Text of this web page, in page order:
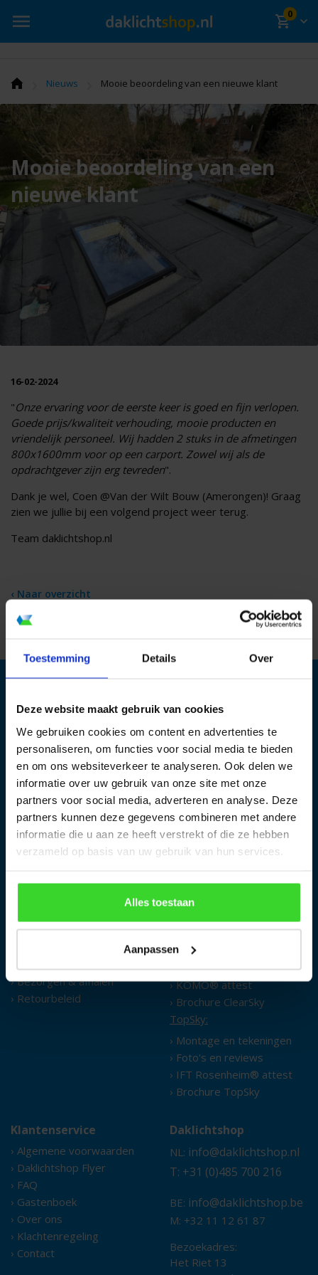
Toestemming Details Over
Deze website maakt gebruik van cookies
We gebruiken cookies om content en advertenties te
personaliseren, om functies voor social media te bieden
en om ons websiteverkeer te analyseren. Ook delen we
informatie over uw gebruik van onze site met onze
partners voor social media, adverteren en analyse. Deze
partners kunnen deze gegevens combineren met andere
informatie die u aan ze heeft verstrekt of die ze hebben
verzameld op basis van uw gebruik van hun services.
Alles toestaan
Aanpassen
0
Nieuws Mooie beoordeling van een nieuwe klant
Mooie beoordeling van een
nieuwe klant
16-02-2024
"Onze ervaring voor de eerste keer is goed en fijn verlopen.
Goede prijs/kwaliteit verhouding, mooie producten en
vriendelijk personeel. Wij hadden 2 stuks in de afmetingen
800x1600mm voor op een carport. Zowel wij als de
opdrachtgever zijn erg tevreden".
Dank je wel, Coen @Van der Wilt Bouw (Amerongen)! Graag
zien we jullie bij een volgend project weer terug.
Team daklichtshop.nl
‹ Naar overzicht
De daklichten op daklichtshop worden gemaakt in de 1800
m2grote productieruimte in Cuijk. Een team van ervaren
krachten produceert hier al meer dan 14 jaar kwalitatief
hoogstaande platdakramen en renovatie-ramen.
Hulp nodig?
› Bekijk onze
› Bestellen
› Bezorgen & afhalen
› Retourbeleid
Produktinformatie
ClearSky:
› Montage en tekeningen
› Foto's en reviews
› KOMO® attest
› Brochure ClearSky
TopSky:
› Montage en tekeningen
› Foto's en reviews
› IFT Rosenheim® attest
› Brochure TopSky
Klantenservice
› Algemene voorwaarden
› Daklichtshop Flyer
› FAQ
› Gastenboek
› Over ons
› Klachtenregeling
› Contact
Daklichtshop
NL: info@daklichtshop.nl
T: +31 (0)485 700 216
BE: info@daklichtshop.be
M: +32 11 12 61 87
Bezoekadres:
Het Riet 13